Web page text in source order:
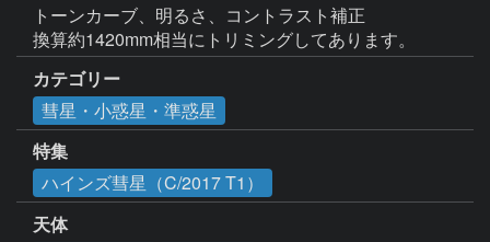
トーンカーブ、明るさ、コントラスト補正
換算約1420mm相当にトリミングしてあります。
カテゴリー
彗星・小惑星・準惑星
特集
ハインズ彗星（C/2017 T1）
天体